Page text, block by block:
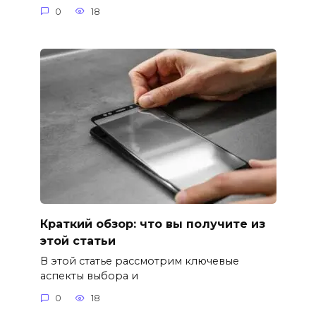
0 18
Краткий обзор: что вы получите из
этой статьи
В этой статье рассмотрим ключевые
аспекты выбора и
0 18